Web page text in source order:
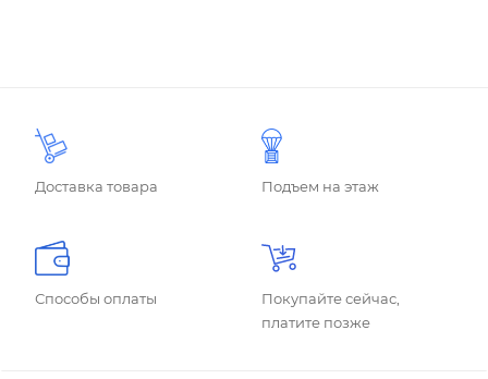
Доставка товара Подъем на этаж
Способы оплаты
Покупайте сейчас,
платите позже